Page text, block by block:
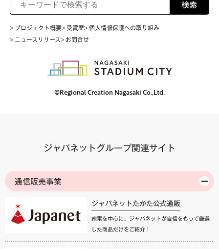
検索
> プロジェクト概要> 受賞歴> 個人情報保護への取り組み
> ニュースリリース> お問合せ
©Regional Creation Nagasaki Co.,Ltd.
ジャパネットグループ関連サイト
通信販売事業
ジャパネットたかた公式通販
家電を中心に、ジャパネットが自信をもって厳選
した商品だけをご紹介！